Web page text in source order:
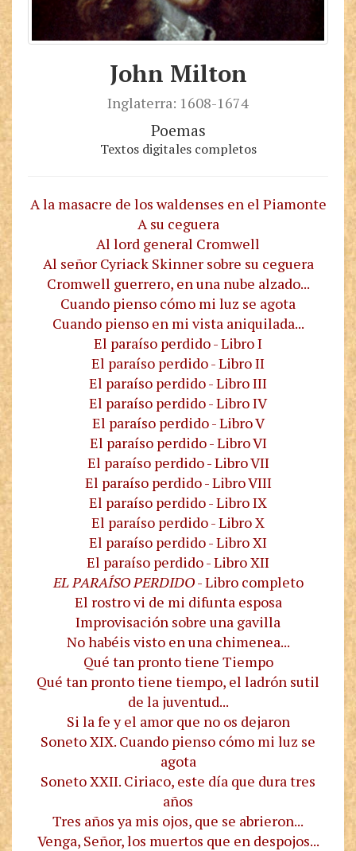
John Milton
Inglaterra: 1608-1674
Poemas
Textos digitales completos
A la masacre de los waldenses en el Piamonte
A su ceguera
Al lord general Cromwell
Al señor Cyriack Skinner sobre su ceguera
Cromwell guerrero, en una nube alzado...
Cuando pienso cómo mi luz se agota
Cuando pienso en mi vista aniquilada...
El paraíso perdido - Libro I
El paraíso perdido - Libro II
El paraíso perdido - Libro III
El paraíso perdido - Libro IV
El paraíso perdido - Libro V
El paraíso perdido - Libro VI
El paraíso perdido - Libro VII
El paraíso perdido - Libro VIII
El paraíso perdido - Libro IX
El paraíso perdido - Libro X
El paraíso perdido - Libro XI
El paraíso perdido - Libro XII
EL PARAÍSO PERDIDO- Libro completo
El rostro vi de mi difunta esposa
Improvisación sobre una gavilla
No habéis visto en una chimenea...
Qué tan pronto tiene Tiempo
Qué tan pronto tiene tiempo, el ladrón sutil
de la juventud...
Si la fe y el amor que no os dejaron
Soneto XIX. Cuando pienso cómo mi luz se
agota
Soneto XXII. Ciriaco, este día que dura tres
años
Tres años ya mis ojos, que se abrieron...
Venga, Señor, los muertos que en despojos...